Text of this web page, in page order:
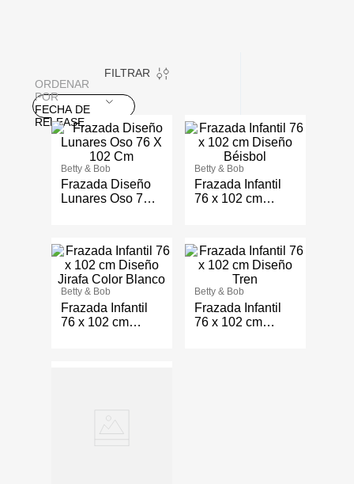
FILTRAR
ORDENAR
POR
FECHA DE
RELEASE
Betty & Bob
Frazada Diseño
Lunares Oso 76 X
Betty & Bob
Frazada Infantil
76 x 102 cm
Betty & Bob
Frazada Infantil
76 x 102 cm
Betty & Bob
Frazada Infantil
76 x 102 cm